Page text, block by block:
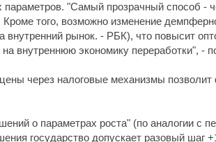
параметров. "Самый прозрачный способ -
Кроме того, возможно изменение
внутренний рынок. - РБК), что повысит
внутреннюю экономику переработки", -
через налоговые механизмы
о параметрах роста" (по аналогии с
государство допускает разовый